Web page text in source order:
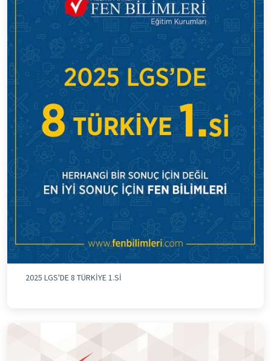
2025 LGS'DE 8 TÜRKİYE 1.Sİ